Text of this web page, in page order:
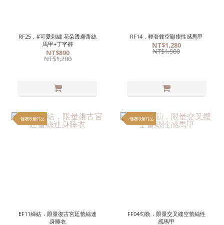
RF25．#可愛刺繡 花朵透膚蕾絲
馬甲+丁字褲
NT$890
NT$1,280
RF14．輕奢鏤空顯瘦性感馬甲
NT$1,280
NT$1,980
輕奢限量商品
EF11締結．限量復古宮廷蕾絲連
身睡衣
輕奢限量商品
FF04勾勒．限量交叉縷空蕾絲性
感馬甲